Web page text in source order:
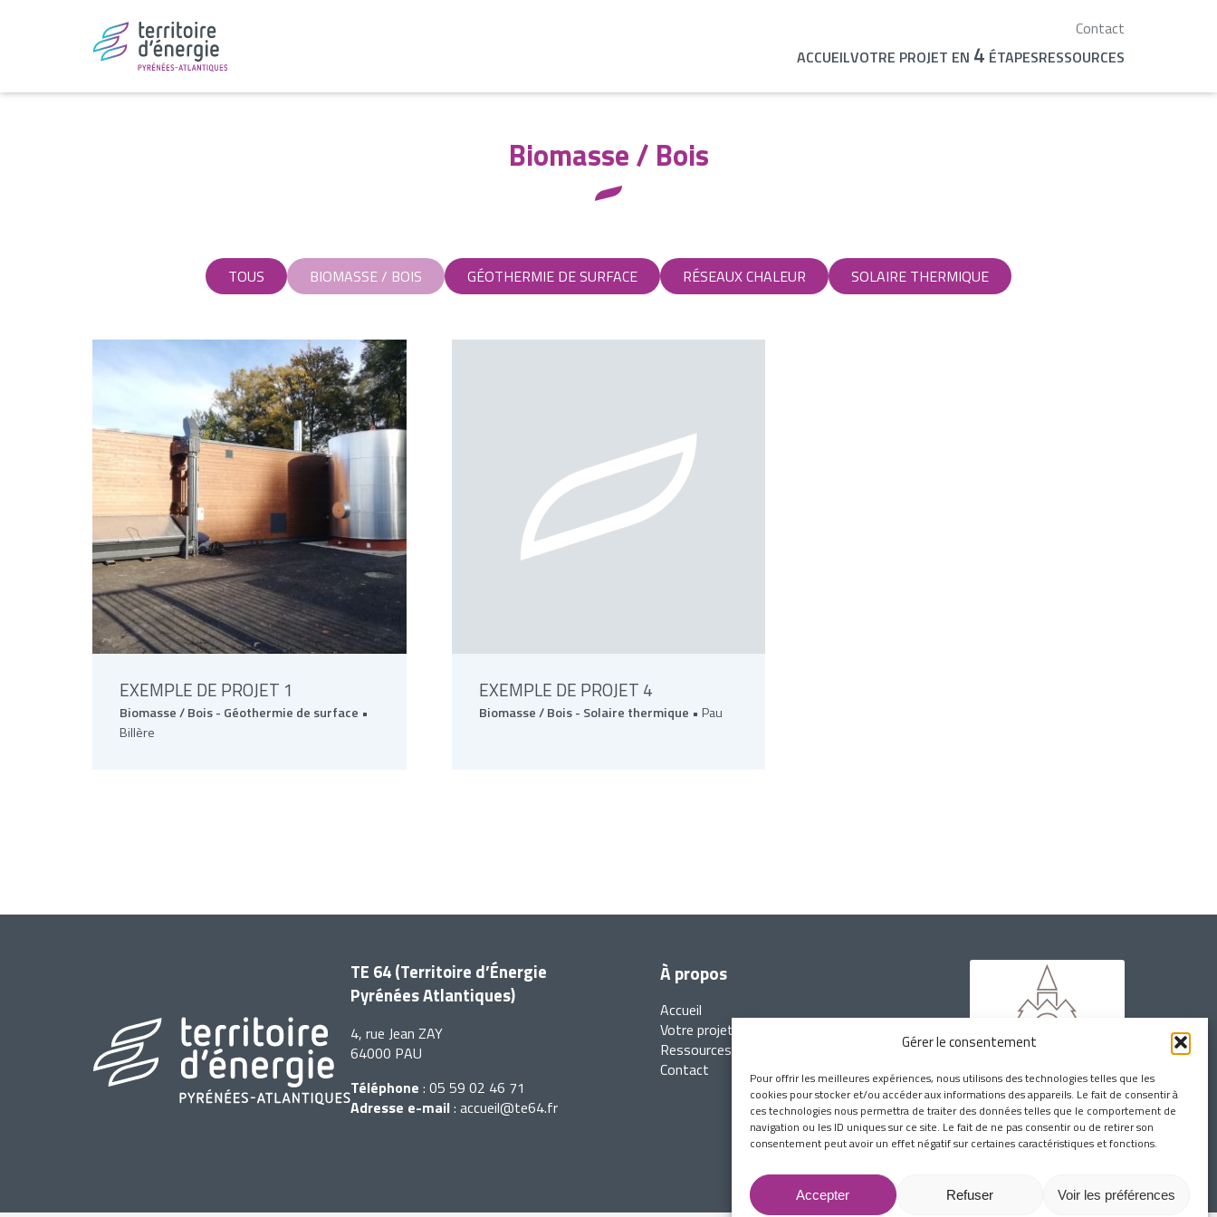
Gérer le consentement
Pour offrir les meilleures expériences, nous utilisons des technologies telles que les
cookies pour stocker et/ou accéder aux informations des appareils. Le fait de consentir à
ces technologies nous permettra de traiter des données telles que le comportement de
navigation ou les ID uniques sur ce site. Le fait de ne pas consentir ou de retirer son
consentement peut avoir un effet négatif sur certaines caractéristiques et fonctions.
Accepter Refuser Voir les préférences
Contact
ACCUEILVOTRE PROJET EN 4 ÉTAPESRESSOURCES
Biomasse / Bois
TOUS BIOMASSE / BOIS GÉOTHERMIE DE SURFACE RÉSEAUX CHALEUR SOLAIRE THERMIQUE
EXEMPLE DE PROJET 1
Biomasse / Bois - Géothermie de surface •
Billère
EXEMPLE DE PROJET 4
Biomasse / Bois - Solaire thermique • Pau
TE 64 (Territoire d’Énergie
Pyrénées Atlantiques)
4, rue Jean ZAY
64000 PAU
Téléphone : 05 59 02 46 71
Adresse e-mail: accueil@te64.fr
À propos
Accueil
Votre projet en 4 étapes
Ressources
Contact